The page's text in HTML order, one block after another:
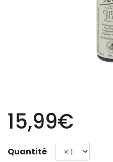
15,99€
Quantité